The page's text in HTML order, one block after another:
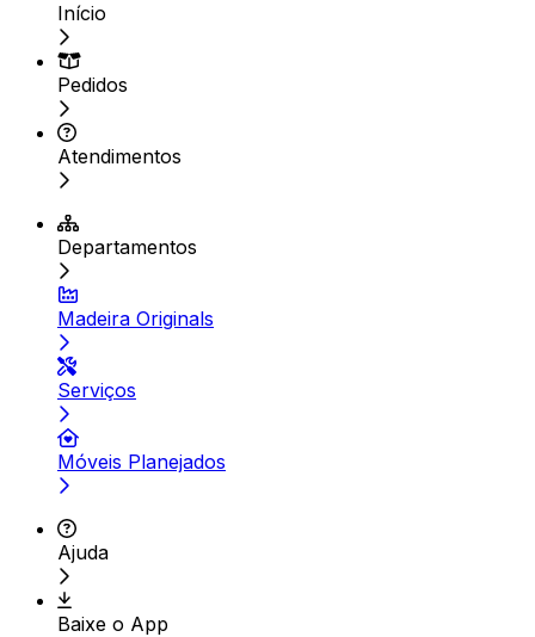
Início
Pedidos
Atendimentos
Departamentos
Madeira Originals
Serviços
Móveis Planejados
Ajuda
Baixe o App